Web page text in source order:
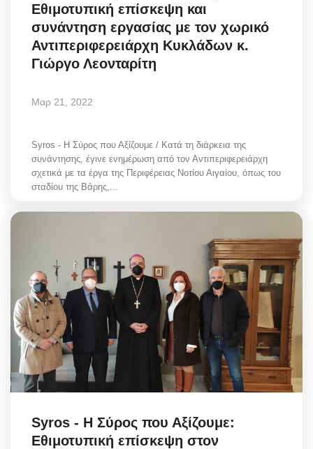
Εθιμοτυπική επίσκεψη και
συνάντηση εργασίας με τον χωρικό
Αντιπεριφερειάρχη Κυκλάδων κ.
Γιώργο Λεονταρίτη
Μαρ 21, 2022
Syros - Η Σύρος που Αξίζουμε / Κατά τη διάρκεια της
συνάντησης, έγινε ενημέρωση από τον Αντιπεριφερειάρχη
σχετικά με τα έργα της Περιφέρειας Νοτίου Αιγαίου, όπως του
σταδίου της Βάρης,...
Syros - Η Σύρος που Αξίζουμε:
Εθιμοτυπική επίσκεψη στον